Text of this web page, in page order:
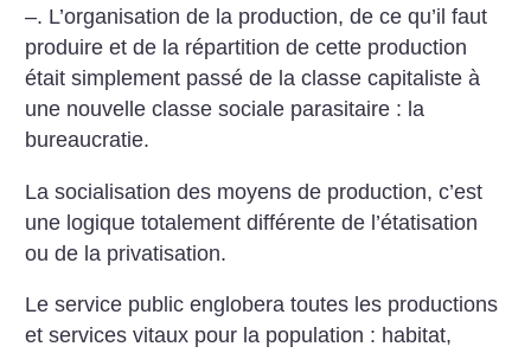
–. L’organisation de la production, de ce qu’il faut
produire et de la répartition de cette production
était simplement passé de la classe capitaliste à
une nouvelle classe sociale parasitaire : la
bureaucratie.
La socialisation des moyens de production, c’est
une logique totalement différente de l’étatisation
ou de la privatisation.
Le service public englobera toutes les productions
et services vitaux pour la population : habitat,